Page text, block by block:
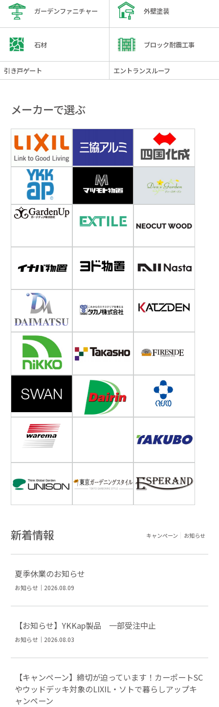
ガーデンファニチャー 外壁塗装
石材 ブロック耐震工事
引き戸ゲート エントランスルーフ
メーカーで選ぶ
新着情報 キャンペーン お知らせ
夏季休業のお知らせ
お知らせ｜2026.08.09
【お知らせ】YKKap製品 一部受注中止
お知らせ｜2026.08.03
【キャンペーン】締切が迫っています！カーポートSC
やウッドデッキ対象のLIXIL・ソトで暮らしアップキ
ャンペーン